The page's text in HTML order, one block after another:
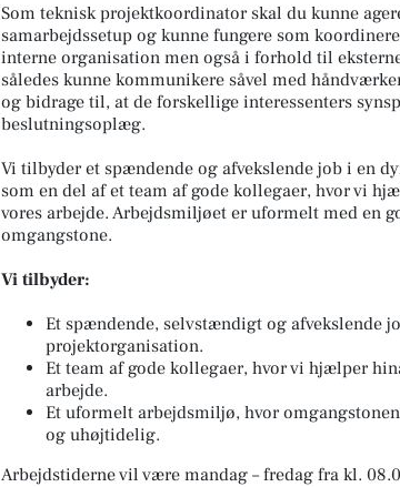
Som teknisk projektkoordinator skal du kunne
samarbejdssetup og kunne fungere som
interne organisation men også i forhold til
således kunne kommunikere såvel med
og bidrage til, at de forskellige interessenters
beslutningsoplæg.
Vi tilbyder et spændende og afvekslende job i en
som en del af et team af gode kollegaer, hvor vi
vores arbejde. Arbejdsmiljøet er uformelt med en
omgangstone.
Vi tilbyder:
Et spændende, selvstændigt og afvekslende
projektorganisation.
Et team af gode kollegaer, hvor vi hjælper
arbejde.
Et uformelt arbejdsmiljø, hvor
og uhøjtidelig.
Arbejdstiderne vil være mandag – fredag fra kl.